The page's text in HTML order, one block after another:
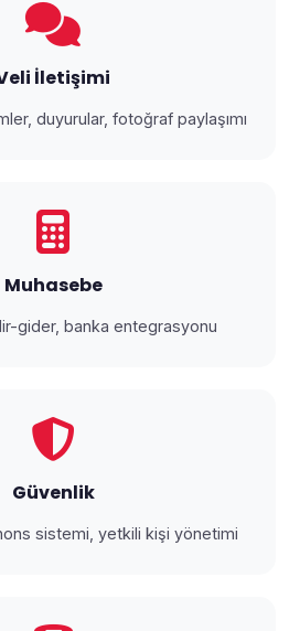
İletişimi
duyurular, fotoğraf paylaşımı
Muhasebe
gider, banka entegrasyonu
Güvenlik
sistemi, yetkili kişi yönetimi